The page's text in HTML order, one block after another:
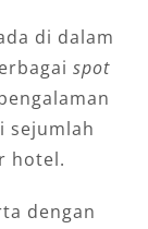
di dalam
spot
sejumlah
hotel.
dengan